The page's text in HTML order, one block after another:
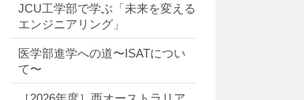
JCU工学部で学ぶ「未来を変える
エンジニアリング」
医学部進学への道〜ISATについ
て〜